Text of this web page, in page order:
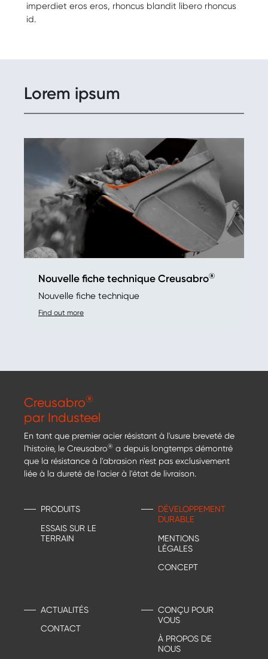
imperdiet eros eros, rhoncus blandit libero rhoncus
id.
Lorem ipsum
Nouvelle fiche technique Creusabro®
Nouvelle fiche technique
Find out more
Creusabro®
par Industeel
En tant que premier acier résistant à l'usure breveté de
l'histoire, le Creusabro® a depuis longtemps démontré
que la résistance à l'abrasion n'est pas exclusivement
liée à la dureté de l'acier à l'état de livraison.
PRODUITS
ESSAIS SUR LE
TERRAIN
DÉVELOPPEMENT
DURABLE
MENTIONS
LÉGALES
CONCEPT
ACTUALITÉS
CONTACT
CONÇU POUR
VOUS
À PROPOS DE
NOUS